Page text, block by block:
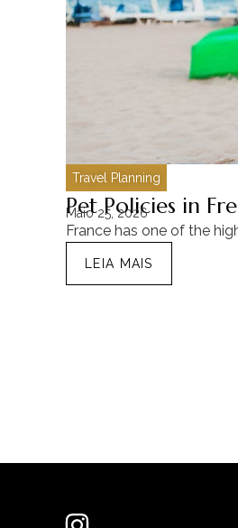
Travel Planning
Pet Policies in
Maio 25, 2026
France has one of the
LEIA MAIS